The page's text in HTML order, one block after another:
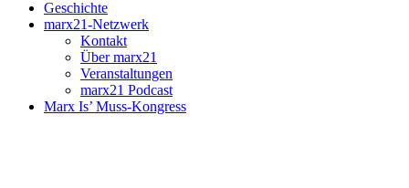
Geschichte
marx21-Netzwerk
Kontakt
Über marx21
Veranstaltungen
marx21 Podcast
Marx Is’ Muss-Kongress